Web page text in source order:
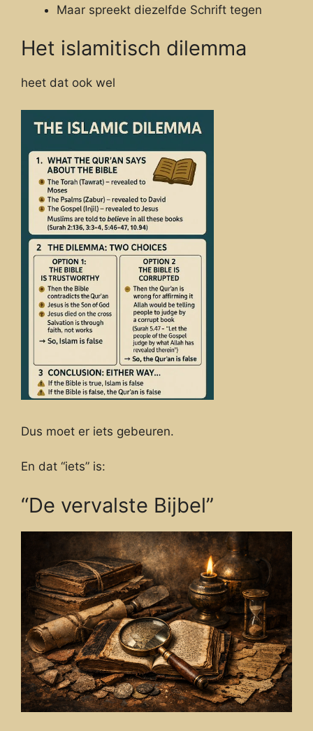
Maar spreekt diezelfde Schrift tegen
Het islamitisch dilemma
heet dat ook wel
Dus moet er iets gebeuren.
En dat “iets” is:
“De vervalste Bijbel”